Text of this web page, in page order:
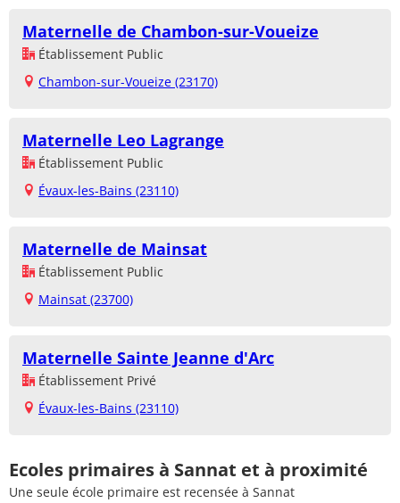
Maternelle de Chambon-sur-Voueize
Établissement Public
Chambon-sur-Voueize (23170)
Maternelle Leo Lagrange
Établissement Public
Évaux-les-Bains (23110)
Maternelle de Mainsat
Établissement Public
Mainsat (23700)
Maternelle Sainte Jeanne d'Arc
Établissement Privé
Évaux-les-Bains (23110)
Ecoles primaires à Sannat et à proximité
Une seule école primaire est recensée à Sannat